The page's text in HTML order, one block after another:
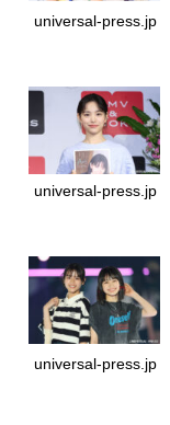
universal-press.jp
universal-press.jp
universal-press.jp